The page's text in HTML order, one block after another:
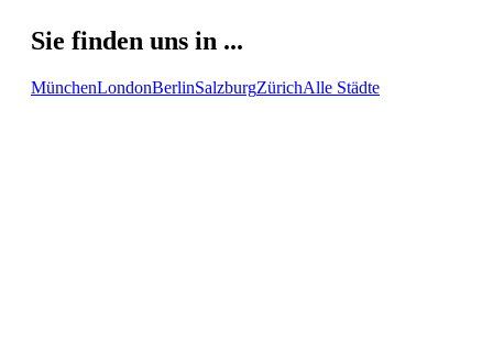
Sie finden uns in ...
MünchenLondonBerlinSalzburgZürichAlle Städte